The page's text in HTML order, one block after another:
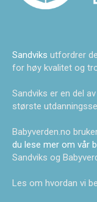
Sandviks utfordrer
for høy kvalitet og
Sandviks er en del av
største
Babyverden.no
du lese mer om vår
Sandviks og
Les om hvordan vi